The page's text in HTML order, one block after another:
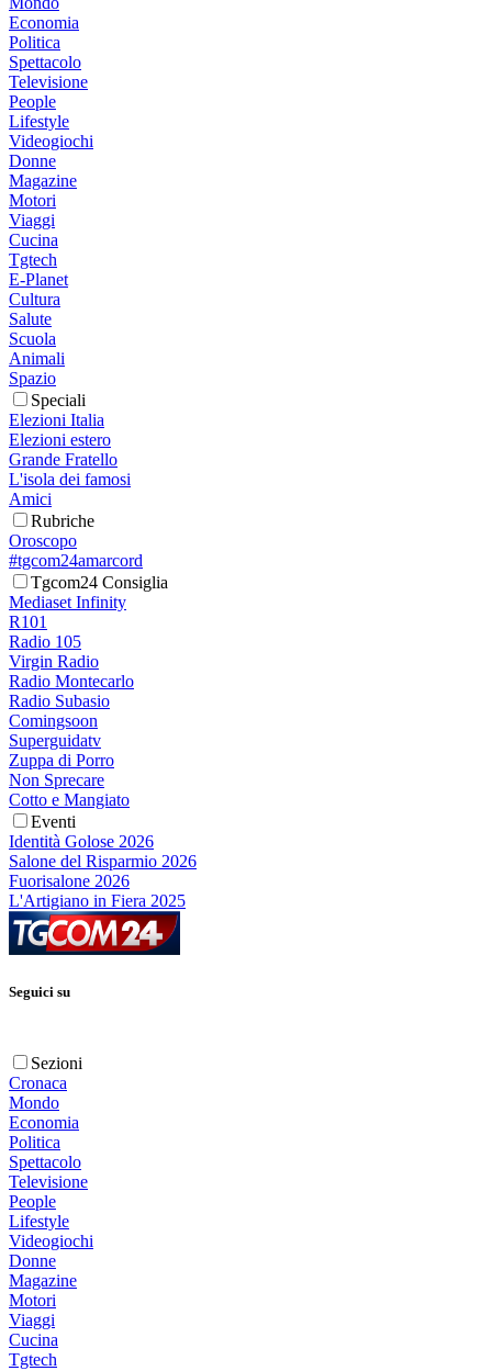
Economia
Politica
Spettacolo
Televisione
People
Lifestyle
Videogiochi
Donne
Magazine
Motori
Viaggi
Cucina
Tgtech
E-Planet
Cultura
Salute
Scuola
Animali
Spazio
Speciali
Elezioni Italia
Elezioni estero
Grande Fratello
L'isola dei famosi
Amici
Rubriche
Oroscopo
#tgcom24amarcord
Tgcom24 Consiglia
Mediaset Infinity
R101
Radio 105
Virgin Radio
Radio Montecarlo
Radio Subasio
Comingsoon
Superguidatv
Zuppa di Porro
Non Sprecare
Cotto e Mangiato
Eventi
Identità Golose 2026
Salone del Risparmio 2026
Fuorisalone 2026
L'Artigiano in Fiera 2025
Seguici su
Sezioni
Cronaca
Mondo
Economia
Politica
Spettacolo
Televisione
People
Lifestyle
Videogiochi
Donne
Magazine
Motori
Viaggi
Cucina
Tgtech